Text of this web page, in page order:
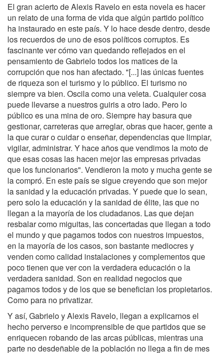
El gran acierto de Alexis Ravelo en esta novela es hacer
un relato de una forma de vida que algún partido político
ha instaurado en este país. Y lo hace desde dentro, desde
los recuerdos de uno de esos políticos corruptos. Es
fascinante ver cómo van quedando reflejados en el
pensamiento de Gabrielo todos los matices de la
corrupción que nos han afectado. "[...] las únicas fuentes
de riqueza son el turismo y lo público. El turismo no
siempre va bien. Oscila como una veleta. Cualquier cosa
puede llevarse a nuestros guiris a otro lado. Pero lo
público es una mina de oro. Siempre hay basura que
gestionar, carreteras que arreglar, obras que hacer, gente a
la que curar o cuidar o enseñar, dependencias que limpiar,
vigilar, administrar. Y hace años que vendimos la moto de
que esas cosas las hacen mejor las empresas privadas
que los funcionarios". Vendieron la moto y mucha gente se
la compró. En este país se sigue creyendo que son mejor
la sanidad y la educación privadas. Y puede que lo sean,
pero solo la educación y la sanidad de élite, las que no
llegan a la mayoría de los ciudadanos. Las que dejan
resbalar como miguitas, las concertadas que llegan a todo
el mundo y que pagamos todos con nuestros impuestos,
en la mayoría de los casos, son bastante mediocres y
venden como calidad instalaciones y complementos que
poco tienen que ver con la verdadera educación o la
verdadera sanidad. Son en realidad negocios que
pagamos todos y de los que se benefician los propietarios.
Como para no privatizar.
Y así, Gabrielo y Alexis Ravelo, llegan a explicarnos el
hecho perverso e incomprensible de que partidos que se
enriquecen robando de las arcas públicas, mientras una
parte no desdeñable de la población no llega a fin de mes